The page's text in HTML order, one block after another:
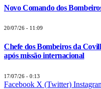
Novo Comando dos
20/07/26 - 11:09
Chefe dos Bombeiros da
após missão internacional
17/07/26 - 0:13
Facebook X (Twitter)